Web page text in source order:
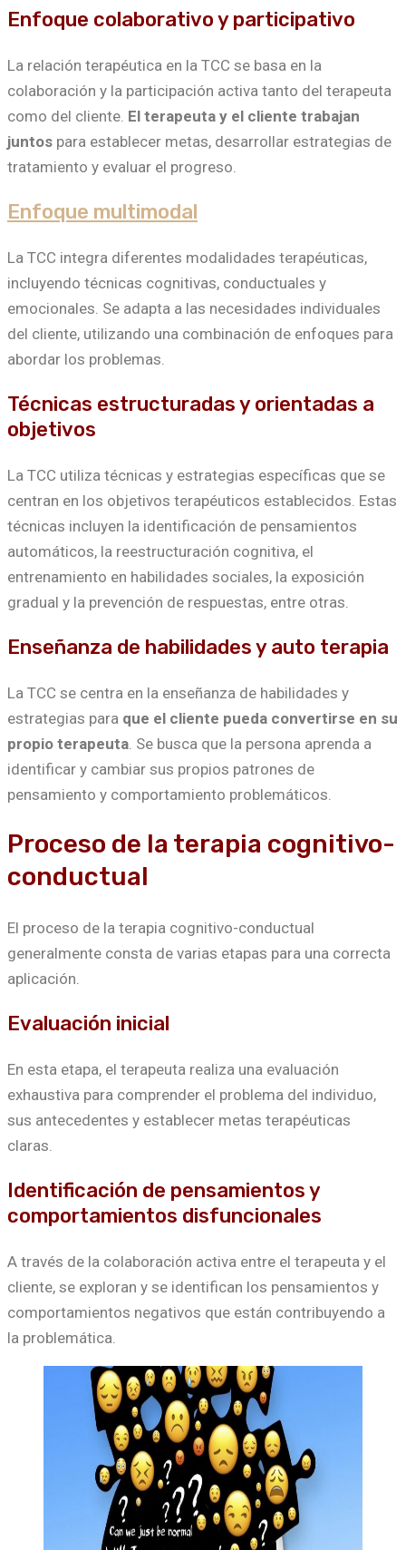
Enfoque colaborativo y participativo
La relación terapéutica en la TCC se basa en la
colaboración y la participación activa tanto del terapeuta
como del cliente. El terapeuta y el cliente trabajan
juntos para establecer metas, desarrollar estrategias de
tratamiento y evaluar el progreso.
Enfoque multimodal
La TCC integra diferentes modalidades terapéuticas,
incluyendo técnicas cognitivas, conductuales y
emocionales. Se adapta a las necesidades individuales
del cliente, utilizando una combinación de enfoques para
abordar los problemas.
Técnicas estructuradas y orientadas a
objetivos
La TCC utiliza técnicas y estrategias específicas que se
centran en los objetivos terapéuticos establecidos. Estas
técnicas incluyen la identificación de pensamientos
automáticos, la reestructuración cognitiva, el
entrenamiento en habilidades sociales, la exposición
gradual y la prevención de respuestas, entre otras.
Enseñanza de habilidades y auto terapia
La TCC se centra en la enseñanza de habilidades y
estrategias para que el cliente pueda convertirse en su
propio terapeuta. Se busca que la persona aprenda a
identificar y cambiar sus propios patrones de
pensamiento y comportamiento problemáticos.
Proceso de la terapia cognitivo-
conductual
El proceso de la terapia cognitivo-conductual
generalmente consta de varias etapas para una correcta
aplicación.
Evaluación inicial
En esta etapa, el terapeuta realiza una evaluación
exhaustiva para comprender el problema del individuo,
sus antecedentes y establecer metas terapéuticas
claras.
Identificación de pensamientos y
comportamientos disfuncionales
A través de la colaboración activa entre el terapeuta y el
cliente, se exploran y se identifican los pensamientos y
comportamientos negativos que están contribuyendo a
la problemática.